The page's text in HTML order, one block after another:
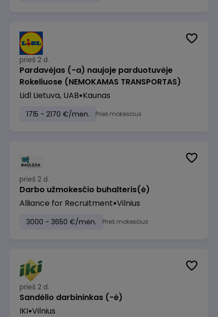
prieš 2 d.
Pardavėjas (-a) naujoje parduotuvėje
Rokeliuose (NEMOKAMAS TRANSPORTAS)
Lidl Lietuva, UAB Kaunas
1715 - 2170 €/mėn. Prieš mokesčius
prieš 2 d.
Darbo užmokesčio buhalteris(ė)
Alliance for Recruitment Vilnius
3000 - 3650 €/mėn. Prieš mokesčius
prieš 2 d.
Sandėlio darbininkas (-ė)
IKI Vilnius